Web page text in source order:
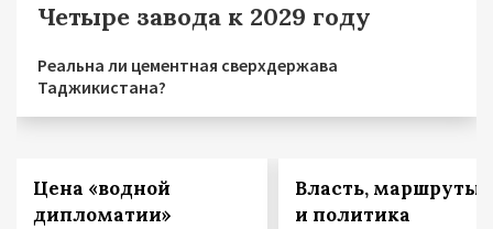
Четыре завода к 2029 году
Реальна ли цементная сверхдержава
Таджикистана?
Цена «водной
дипломатии»
Власть, маршруты
и политика